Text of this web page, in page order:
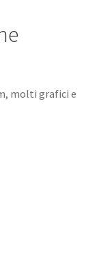
molti grafici e